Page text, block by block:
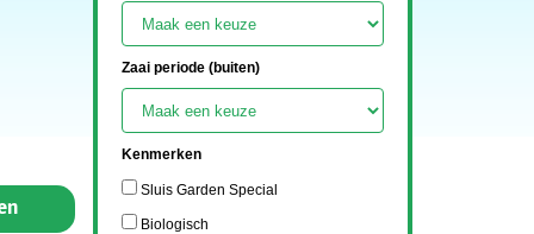
Zaai periode (buiten)
Kenmerken
Sluis Garden Special
Biologisch